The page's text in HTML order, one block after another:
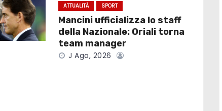
ATTUALITÀ SPORT
Mancini ufficializza lo staff
della Nazionale: Oriali torna
team manager
J Ago, 2026